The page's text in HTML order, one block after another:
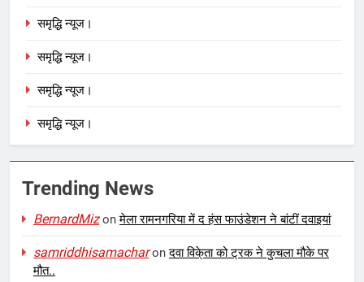
समृद्धि न्यूज।
समृद्धि न्यूज।
समृद्धि न्यूज।
समृद्धि न्यूज।
Trending News
BernardMizonमेला रामनगरिया में द हंस फाउंडेशन ने बांटीं दवाइयां
samriddhisamacharonदवा विके्ता को ट्रक ने कुचला मौके पर
मौत..